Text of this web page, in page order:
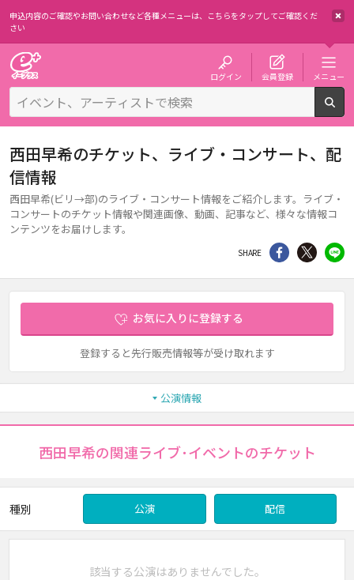
申込内容のご確認やお問い合わせなど各種メニューは、 こちらをタップしてご確認くだ
さい
ログイン 会員登録 メニュー
西田早希のチケット、ライブ・コンサート、配
信情報
西田早希(ビリ→部)のライブ・コンサート情報をご紹介します。ライブ・
コンサートのチケット情報や関連画像、動画、記事など、様々な情報コ
ンテンツをお届けします。
SHARE シェア Twitter
お気に入りに登録する
登録すると先行販売情報等が受け取れます
公演情報
西田早希の関連ライブ･イベントのチケット
種別 公演 配信
該当する公演はありませんでした。